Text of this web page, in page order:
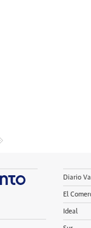
Diario
El
Ideal